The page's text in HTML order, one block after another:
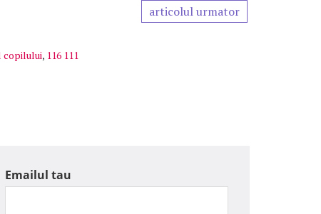
articolul urmator
copilului, 116 111
Emailul tau